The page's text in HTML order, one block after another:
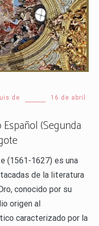
de
16 de abril
(Segunda
(1561-1627) es una
de la literatura
conocido por su
origen al
caracterizado por la